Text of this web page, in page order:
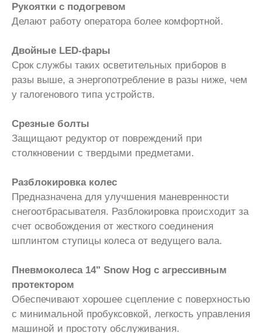
Рукоятки с подогревом
Делают работу оператора более комфортной.
Двойные LED-фары
Срок службы таких осветительных приборов в
разы выше, а энергопотребление в разы ниже, чем
у галогенового типа устройств.
Срезные болты
Защищают редуктор от повреждений при
столкновении с твердыми предметами.
Разблокировка колес
Предназначена для улучшения маневренности
снегоотбрасывателя. Разблокировка происходит за
счет освобождения от жесткого соединения
шплинтом ступицы колеса от ведущего вала.
Пневмоколеса 14" Snow Hog с агрессивным
протектором
Обеспечивают хорошее сцепление с поверхностью
с минимальной пробуксовкой, легкость управления
машиной и простоту обслуживания.